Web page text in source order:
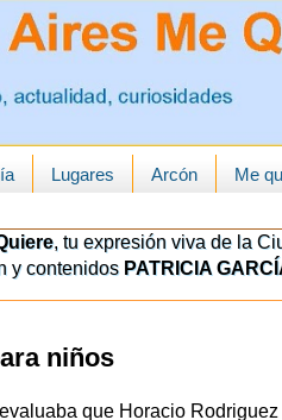
Lugares Arcón Me
, tu expresión viva de la
y contenidos PATRICIA
niños
que Horacio